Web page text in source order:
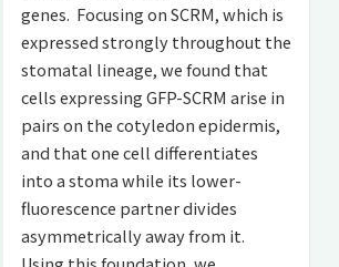
genes. Focusing on SCRM, which is
expressed strongly throughout the
stomatal lineage, we found that
cells expressing GFP-SCRM arise in
pairs on the cotyledon epidermis,
and that one cell differentiates
into a stoma while its lower-
fluorescence partner divides
asymmetrically away from it.